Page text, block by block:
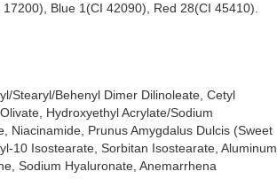
không quá đặc), có thể phủ nhiều lớp son
môi mềm mại hơn, cải thiện tìng trạng khô môi,
Blue 1(CI 42090), Red 28(CI 45410).
Stearyl/Behenyl Dimer Dilinoleate, Cetyl
Hydroxyethyl Acrylate/Sodium
Niacinamide, Prunus Amygdalus Dulcis (Sweet
10 Isostearate, Sorbitan Isostearate, Aluminum
Sodium Hyaluronate, Anemarrhena